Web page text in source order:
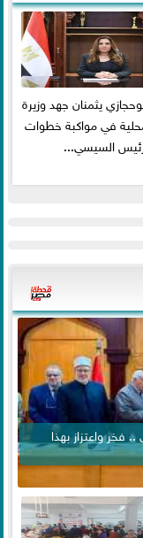
يثمنان جهد وزيرة
في مواكبة خطوات
السيسي...
فخر واعتزاز بهذا